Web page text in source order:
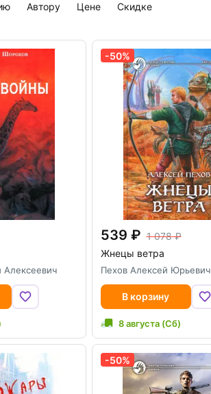
автору цене скидке
Алексеевич
-50%
539
1 078
Жнецы ветра
Пехов Алексей Юрьевич
В корзину
8 августа (Сб)
-50%